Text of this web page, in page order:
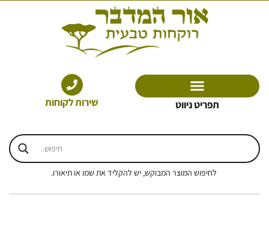
תפריט ניווט שירות לקוחות
לחיפוש המוצר המבוקש, יש להקליד את שמו או תיאורו.